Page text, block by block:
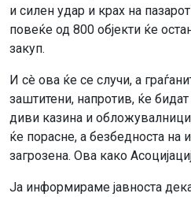
и силен удар и крах на
повеќе од 800 објекти ќе
закуп.
И сè ова ќе се случи, а
заштитени, напротив, ќе
диви казина и
ќе порасне, а безбедноста на
загрозена. Ова како
Ја информираме јавноста